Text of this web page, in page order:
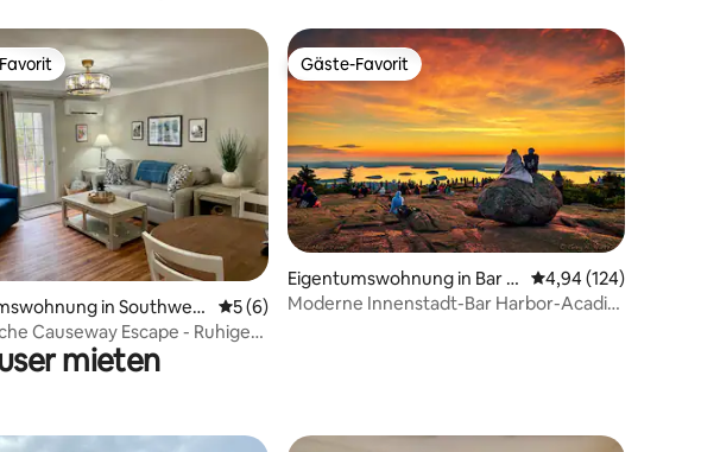
4,81 von 5, 27 Bewertungen
in Southwest
Durchschnittliche Bewertung: 5 von 5, 6 Bewertungen
5 (6)
Causeway Escape - Ruhige
in SWH - Acadia
Gäste-Favorit
Gäste-Favorit
Eigentumswohnung in Bar H
arbor
Durchschnittliche
4,94 (124)
Moderne Innenstadt-Bar Harbor-Acadia
mieten